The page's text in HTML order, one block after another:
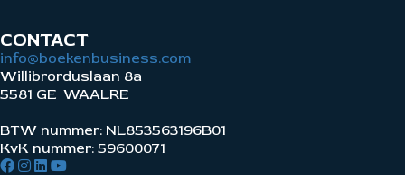
CONTACT
info@boekenbusiness.com
Willibrorduslaan 8a
5581 GE WAALRE
BTW nummer: NL853563196B01
KvK nummer: 59600071